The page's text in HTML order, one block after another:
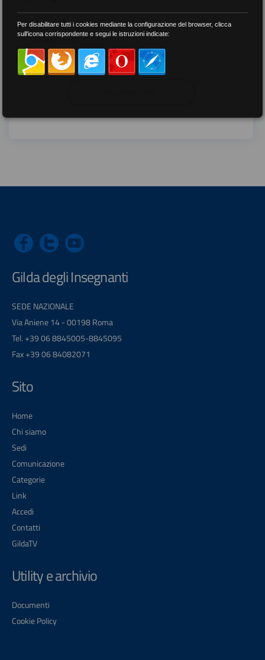
##DS ##FGU ##Gilda
##audoizioni
##autonomia
Gilda degli Insegnanti
SEDE NAZIONALE
Via Aniene 14 - 00198 Roma
Tel. +39 06 8845005-8845095
Fax +39 06 84082071
Sito
Home
Chi siamo
Sedi
Comunicazione
Categorie
Link
Accedi
Contatti
GildaTV
Utility e archivio
Documenti
Cookie Policy
Per disabilitare tutti i cookies mediante la configurazione del browser, clicca
sull'icona corrispondente e segui le istruzioni indicate: